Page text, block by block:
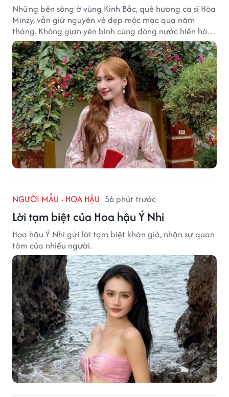
Những bến sông ở vùng Kinh Bắc, quê hương ca sĩ Hòa
Minzy, vẫn giữ nguyên vẻ đẹp mộc mạc qua năm
tháng. Không gian yên bình cùng dòng nước hiền hòa
tạo nên một góc Bắc Ninh rất đáng để khám phá.
NGƯỜI MẪU - HOA HẬU 56 phút trước
Lời tạm biệt của Hoa hậu Ý Nhi
Hoa hậu Ý Nhi gửi lời tạm biệt khán giả, nhận sự quan
tâm của nhiều người.